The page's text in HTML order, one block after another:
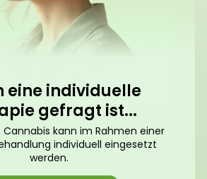
eine individuelle
gefragt ist...
Cannabis kann im Rahmen einer
individuell eingesetzt
werden.